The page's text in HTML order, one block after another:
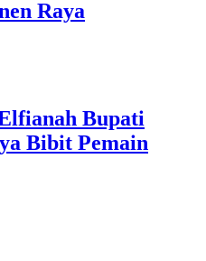
Raya
Bupati
Bibit Pemain